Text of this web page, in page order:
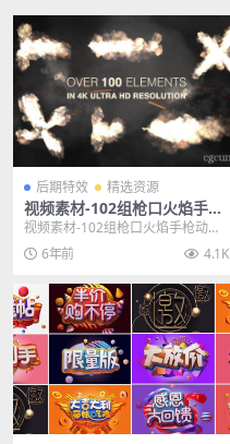
后期特效 精选资源
视频素材-102组枪口火焰手枪
动作战争电影4K合成特效素材
视频素材-102组枪口火焰手枪动作
战争电影4K合成特效素材 Final Cut
... 6年前 4.1K